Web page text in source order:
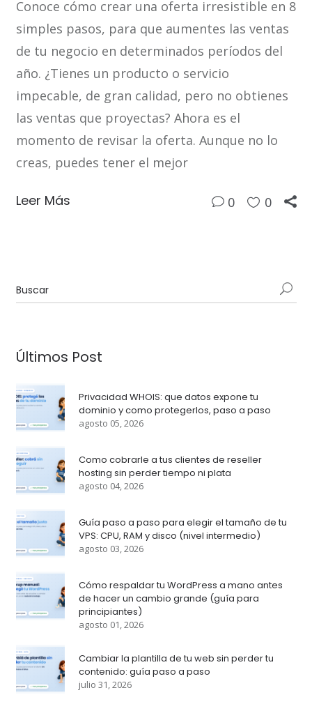
Conoce cómo crear una oferta irresistible en 8
simples pasos, para que aumentes las ventas
de tu negocio en determinados períodos del
año. ¿Tienes un producto o servicio
impecable, de gran calidad, pero no obtienes
las ventas que proyectas? Ahora es el
momento de revisar la oferta. Aunque no lo
creas, puedes tener el mejor
Leer Más 0 0
Últimos Post
Privacidad WHOIS: que datos expone tu
dominio y como protegerlos, paso a paso
agosto 05, 2026
Como cobrarle a tus clientes de reseller
hosting sin perder tiempo ni plata
agosto 04, 2026
Guía paso a paso para elegir el tamaño de tu
VPS: CPU, RAM y disco (nivel intermedio)
agosto 03, 2026
Cómo respaldar tu WordPress a mano antes
de hacer un cambio grande (guía para
principiantes)
agosto 01, 2026
Cambiar la plantilla de tu web sin perder tu
contenido: guía paso a paso
julio 31, 2026